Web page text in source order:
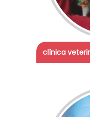
clínica